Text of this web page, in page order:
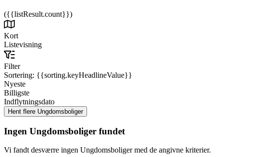
({{listResult.count}})
Kort
Listevisning
Filter
Sortering: {{sorting.keyHeadlineValue}}
Nyeste
Billigste
Indflytningsdato
Ingen Ungdomsboliger fundet
Vi fandt desværre ingen Ungdomsboliger med de angivne kriterier.